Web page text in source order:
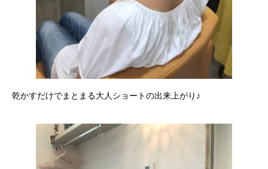
乾かすだけでまとまる大人ショートの出来上がり♪